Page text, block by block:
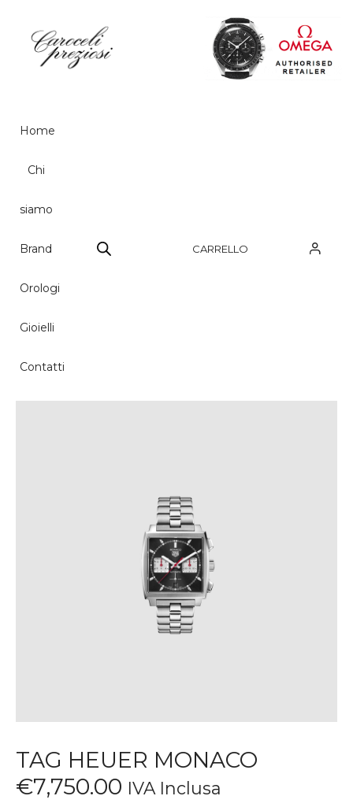
Home
Chi
siamo
Brand
Orologi
Gioielli
Contatti
CARRELLO
CONTATTI
TAG HEUER MONACO
€7,750.00 IVA Inclusa